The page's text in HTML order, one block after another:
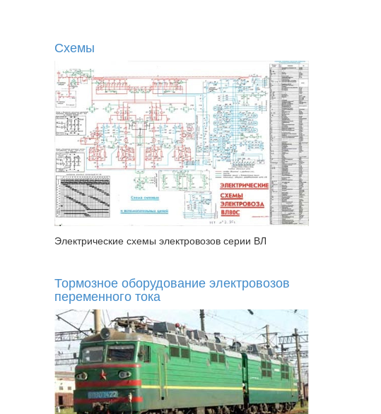
Схемы
Электрические схемы электровозов серии ВЛ
Тормозное оборудование электровозов
переменного тока